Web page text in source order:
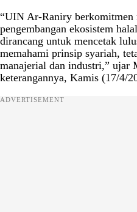
“UIN Ar-Raniry berkomitmen
pengembangan ekosistem
dirancang untuk mencetak
memahami prinsip syariah,
manajerial dan industri,” ujar
keterangannya, Kamis (17/4/
ADVERTISEMENT